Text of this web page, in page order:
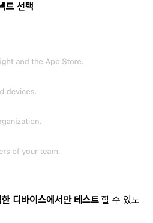
트 선택
디바이스에서만 테스트 할 수 있도